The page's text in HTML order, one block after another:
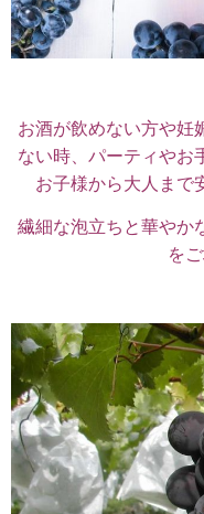
お酒が飲めない方や妊
ない時、パーティやお
お子様から大人まで
繊細な泡立ちと華やか
を